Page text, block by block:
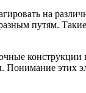
на
путям.
этих